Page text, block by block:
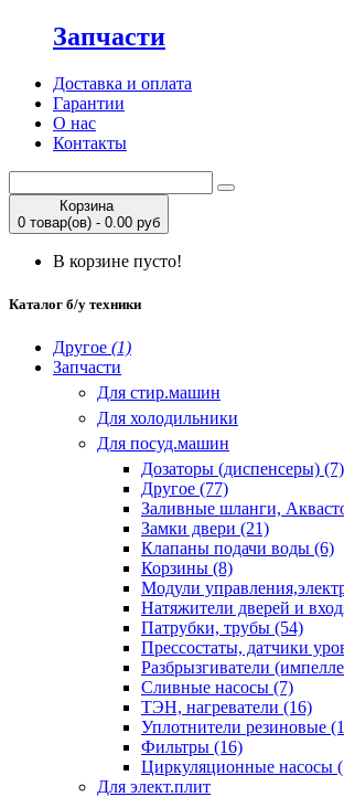
Запчасти
Доставка и оплата
Гарантии
О нас
Контакты
Корзина
0 товар(ов) - 0.00 руб
В корзине пусто!
Каталог б/у техники
Другое (1)
Запчасти
Для стир.машин
Для холодильники
Для посуд.машин
Дозаторы (диспенсеры) (7)
Другое (77)
Заливные шланги,
Замки двери (21)
Клапаны подачи воды (6)
Корзины (8)
Модули
Натяжители дверей и
Патрубки, трубы (54)
Прессостаты, датчики
Разбрызгиватели
Сливные насосы (7)
ТЭН, нагреватели (16)
Уплотнители резиновые
Фильтры (16)
Циркуляционные насосы
Для элект.плит